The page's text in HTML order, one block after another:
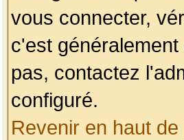
vous connecter,
c'est
pas, contactez
configuré.
Revenir en haut de